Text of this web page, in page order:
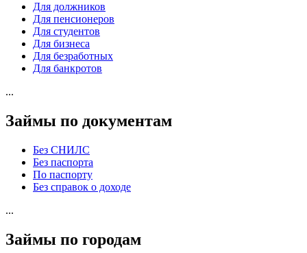
Для должников
Для пенсионеров
Для студентов
Для бизнеса
Для безработных
Для банкротов
...
Займы по документам
Без СНИЛС
Без паспорта
По паспорту
Без справок о доходе
...
Займы по городам